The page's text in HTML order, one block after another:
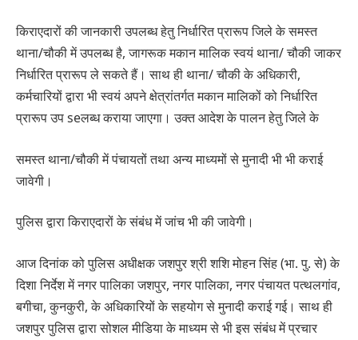
किराएदारों की जानकारी उपलब्ध हेतु निर्धारित प्रारूप जिले के समस्त
थाना/चौकी में उपलब्ध है, जागरूक मकान मालिक स्वयं थाना/ चौकी जाकर
निर्धारित प्रारूप ले सकते हैं। साथ ही थाना/ चौकी के अधिकारी,
कर्मचारियों द्वारा भी स्वयं अपने क्षेत्रांतर्गत मकान मालिकों को निर्धारित
प्रारूप उप seलब्ध कराया जाएगा। उक्त आदेश के पालन हेतु जिले के
समस्त थाना/चौकी में पंचायतों तथा अन्य माध्यमों से मुनादी भी भी कराई
जावेगी।
पुलिस द्वारा किराएदारों के संबंध में जांच भी की जावेगी।
आज दिनांक को पुलिस अधीक्षक जशपुर श्री शशि मोहन सिंह (भा. पु. से) के
दिशा निर्देश में नगर पालिका जशपुर, नगर पालिका, नगर पंचायत पत्थलगांव,
बगीचा, कुनकुरी, के अधिकारियों के सहयोग से मुनादी कराई गई। साथ ही
जशपुर पुलिस द्वारा सोशल मीडिया के माध्यम से भी इस संबंध में प्रचार